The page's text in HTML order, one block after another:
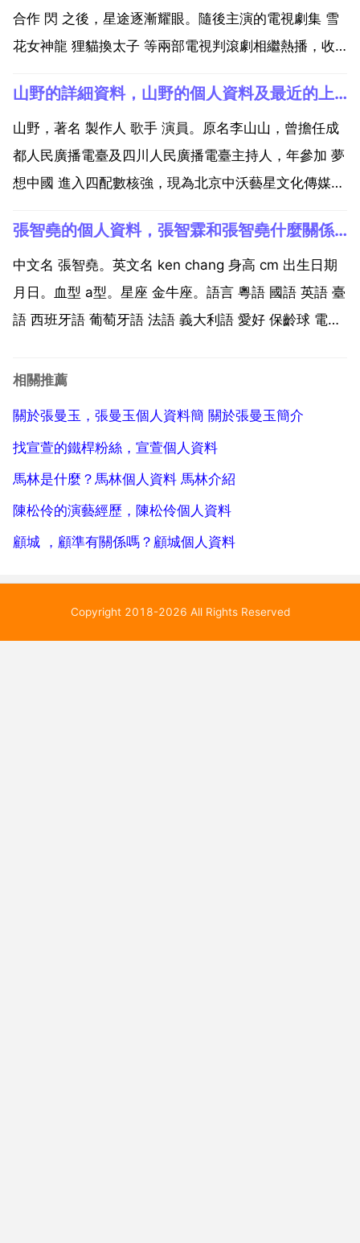
合作 閃 之後，星途逐漸耀眼。隨後主演的電視劇集 雪
花女神龍 狸貓換太子 等兩部電視判滾劇相繼熱播，收
晶選中，出演 八大豪俠 中的玉女神醫扁素問，與黃秋
生 劉松仁 陸毅 陳冠希 范冰冰等明星大腕們合作。粉
絲...
山野的詳細資料，山野的個人資料及最近的上鏡？
山野，著名 製作人 歌手 演員。原名李山山，曾擔任成
都人民廣播電臺及四川人民廣播電臺主持人，年參加 夢
想中國 進入四配數核強，現為北京中沃藝星文化傳媒
唱片，同時也為各類大型晚會及影視劇作品擔綱 製作，
在業內享有極高盛譽。姓名 李山山 生日 年月...
張智堯的個人資料，張智霖和張智堯什麼關係？
中文名 張智堯。英文名 ken chang 身高 cm 出生日期
月日。血型 a型。星座 金牛座。語言 粵語 國語 英語 臺
語 西班牙語 葡萄牙語 法語 義大利語 愛好 保齡球 電子
球 言合氣道 跆拳道 截拳道 居住過國家 巴拉圭 巴西 義
相關推薦
關於張曼玉，張曼玉個人資料簡 關於張曼玉簡介
找宣萱的鐵桿粉絲，宣萱個人資料
馬林是什麼？馬林個人資料 馬林介紹
陳松伶的演藝經歷，陳松伶個人資料
顧城 ，顧準有關係嗎？顧城個人資料
Copyright 2018-2026 All Rights Reserved